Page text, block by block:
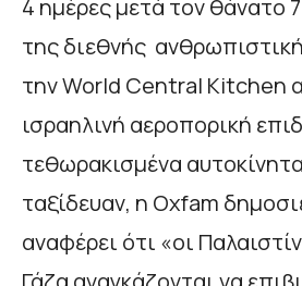
4 ημέρες μετά τον θάνατο
της διεθνής
την World Central Kitchen
ισραηλινή αεροπορική
τεθωρακισμένα
ταξίδευαν, η Oxfam
αναφέρει ότι «οι